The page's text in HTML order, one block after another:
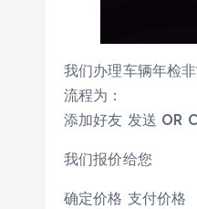
我们办理车辆年检
流程为：
添加好友 发送 OR
我们报价给您
确定价格 支付价格